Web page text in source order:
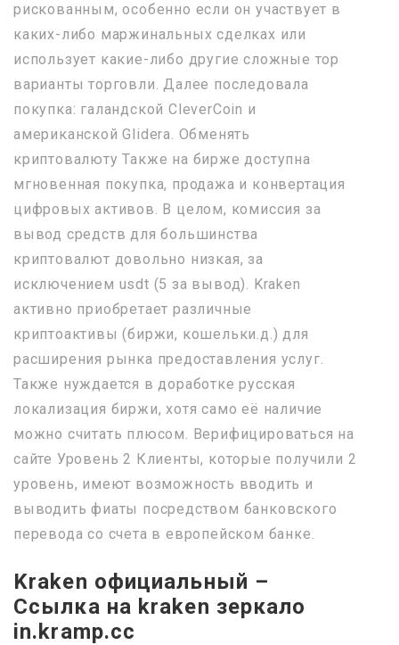
рискованным, особенно если он участвует в
каких-либо маржинальных сделках или
использует какие-либо другие сложные тор
варианты торговли. Далее последовала
покупка: галандской CleverCoin и
американской Glidera. Обменять
криптовалюту Также на бирже доступна
мгновенная покупка, продажа и конвертация
цифровых активов. В целом, комиссия за
вывод средств для большинства
криптовалют довольно низкая, за
исключением usdt (5 за вывод). Kraken
активно приобретает различные
криптоактивы (биржи, кошельки.д.) для
расширения рынка предоставления услуг.
Также нуждается в доработке русская
локализация биржи, хотя само её наличие
можно считать плюсом. Верифицироваться на
сайте Уровень 2 Клиенты, которые получили 2
уровень, имеют возможность вводить и
выводить фиаты посредством банковского
перевода со счета в европейском банке.
Kraken официальный –
Ссылка на kraken зеркало
in.kramp.cc